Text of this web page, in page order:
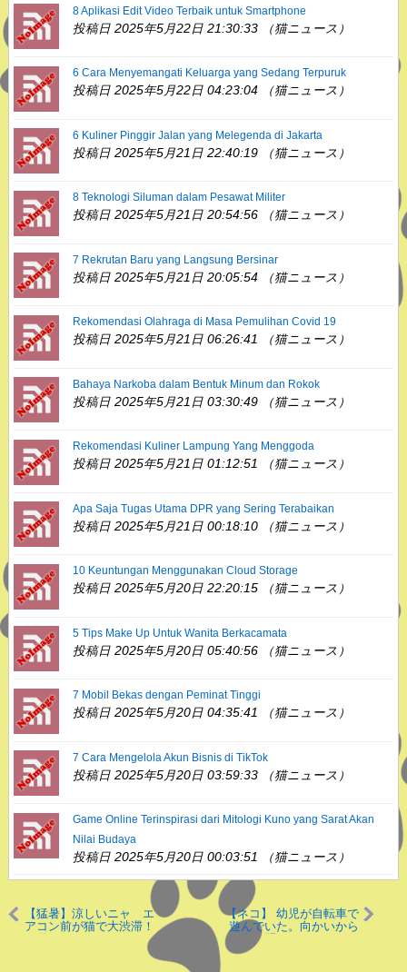
8 Aplikasi Edit Video Terbaik untuk Smartphone
投稿日 2025年5月22日 21:30:33 （猫ニュース）
6 Cara Menyemangati Keluarga yang Sedang Terpuruk
投稿日 2025年5月22日 04:23:04 （猫ニュース）
6 Kuliner Pinggir Jalan yang Melegenda di Jakarta
投稿日 2025年5月21日 22:40:19 （猫ニュース）
8 Teknologi Siluman dalam Pesawat Militer
投稿日 2025年5月21日 20:54:56 （猫ニュース）
7 Rekrutan Baru yang Langsung Bersinar
投稿日 2025年5月21日 20:05:54 （猫ニュース）
Rekomendasi Olahraga di Masa Pemulihan Covid 19
投稿日 2025年5月21日 06:26:41 （猫ニュース）
Bahaya Narkoba dalam Bentuk Minum dan Rokok
投稿日 2025年5月21日 03:30:49 （猫ニュース）
Rekomendasi Kuliner Lampung Yang Menggoda
投稿日 2025年5月21日 01:12:51 （猫ニュース）
Apa Saja Tugas Utama DPR yang Sering Terabaikan
投稿日 2025年5月21日 00:18:10 （猫ニュース）
10 Keuntungan Menggunakan Cloud Storage
投稿日 2025年5月20日 22:20:15 （猫ニュース）
5 Tips Make Up Untuk Wanita Berkacamata
投稿日 2025年5月20日 05:40:56 （猫ニュース）
7 Mobil Bekas dengan Peminat Tinggi
投稿日 2025年5月20日 04:35:41 （猫ニュース）
7 Cara Mengelola Akun Bisnis di TikTok
投稿日 2025年5月20日 03:59:33 （猫ニュース）
Game Online Terinspirasi dari Mitologi Kuno yang Sarat Akan
Nilai Budaya
投稿日 2025年5月20日 00:03:51 （猫ニュース）
【猛暑】涼しいニャ エ
アコン前が猫で大渋滞！
【ネコ】 幼児が自転車で
遊んでいた。向かいから
犬が駆けてくる。むむ
っ！？ → 猫はボディガー